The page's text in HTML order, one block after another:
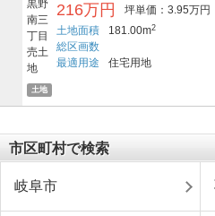
土地
216万円
坪単価：3.95万円
土地面積
181.00m2
総区画数
最適用途
住宅用地
市区町村で検索
岐阜市